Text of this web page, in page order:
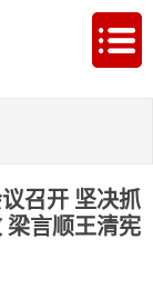
召开 坚决抓
梁言顺王清宪